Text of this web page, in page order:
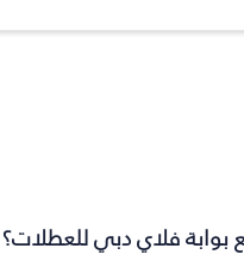
فلاي دبي للعطلات؟